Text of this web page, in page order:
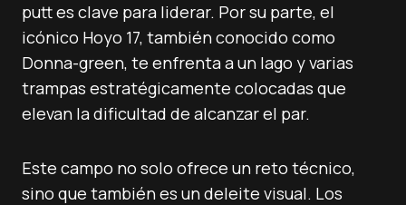
putt es clave para liderar. Por su parte, el
icónico Hoyo 17, también conocido como
Donna-green, te enfrenta a un lago y varias
trampas estratégicamente colocadas que
elevan la dificultad de alcanzar el par.
Este campo no solo ofrece un reto técnico,
sino que también es un deleite visual. Los